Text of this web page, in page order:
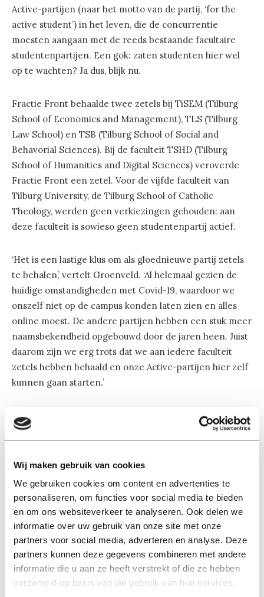
Wij maken gebruik van cookies
We gebruiken cookies om content en advertenties te
personaliseren, om functies voor social media te bieden
en om ons websiteverkeer te analyseren. Ook delen we
informatie over uw gebruik van onze site met onze
partners voor social media, adverteren en analyse. Deze
partners kunnen deze gegevens combineren met andere
informatie die u aan ze heeft verstrekt of die ze hebben
verzameld op basis van uw gebruik van hun services.
Active-partijen (naar het motto van de partij, ‘for the
active student’) in het leven, die de concurrentie
moesten aangaan met de reeds bestaande facultaire
studentenpartijen. Een gok: zaten studenten hier wel
op te wachten? Ja dus, blijk nu.
Fractie Front behaalde twee zetels bij TiSEM (Tilburg
School of Economics and Management), TLS (Tilburg
Law School) en TSB (Tilburg School of Social and
Behavorial Sciences). Bij de faculteit TSHD (Tilburg
School of Humanities and Digital Sciences) veroverde
Fractie Front een zetel. Voor de vijfde faculteit van
Tilburg University, de Tilburg School of Catholic
Theology, werden geen verkiezingen gehouden: aan
deze faculteit is sowieso geen studentenpartij actief.
‘Het is een lastige klus om als gloednieuwe partij zetels
te behalen,’ vertelt Groenveld. ‘Al helemaal gezien de
huidige omstandigheden met Covid-19, waardoor we
onszelf niet op de campus konden laten zien en alles
online moest. De andere partijen hebben een stuk meer
naamsbekendheid opgebouwd door de jaren heen. Juist
daarom zijn we erg trots dat we aan iedere faculteit
zetels hebben behaald en onze Active-partijen hier zelf
kunnen gaan starten.’
Verschillen per faculteit
Iedere Active-partij van Fractie Front zal een eigen
eigen beleid voert. Maar dat wil niet zeggen dat er geen
overeenkomsten zijn aan te wijzen, benadrukt
Groeneveld. ‘De Active-partijen zijn erop gericht de
actieve student te ondersteunen, wat logischerwijs
inhoudt dat zij voor meer flexibiliteit in studieroosters
willen zorgen. Verder hebben ze dezelfde focuspunten,
waardoor veel Active-partijen onder het punt
digitalisering bijvoorbeeld graag een online gedeeld
platform met informatie voor studenten willen